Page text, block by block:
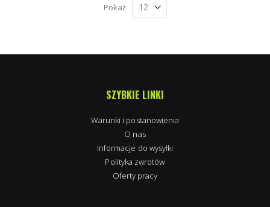
Pokaż
SZYBKIE LINKI
Warunki i postanowienia
O nas
Informacje do wysyłki
Polityka zwrotów
Oferty pracy